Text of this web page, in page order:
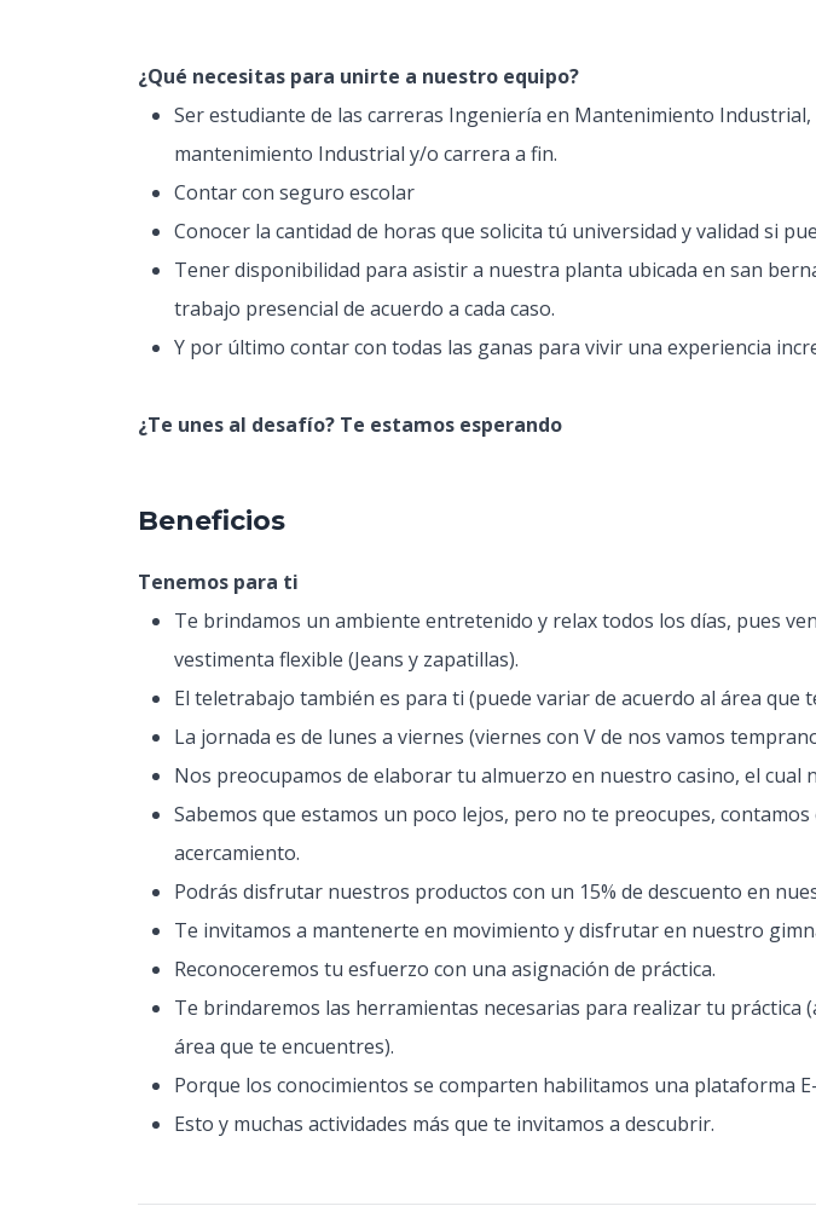
¿Qué necesitas para unirte a nuestro equipo?
Ser estudiante de las carreras Ingeniería en Mantenimiento Industrial,
mantenimiento Industrial y/o carrera a fin.
Contar con seguro escolar
Conocer la cantidad de horas que solicita tú universidad y validad si
Tener disponibilidad para asistir a nuestra planta ubicada en san
trabajo presencial de acuerdo a cada caso.
Y por último contar con todas las ganas para vivir una experiencia
¿Te unes al desafío? Te estamos esperando
Beneficios
Tenemos para ti
Te brindamos un ambiente entretenido y relax todos los días, pues
vestimenta flexible (Jeans y zapatillas).
El teletrabajo también es para ti (puede variar de acuerdo al área que
La jornada es de lunes a viernes (viernes con V de nos vamos
Nos preocupamos de elaborar tu almuerzo en nuestro casino, el cual
Sabemos que estamos un poco lejos, pero no te preocupes, contamos
acercamiento.
Podrás disfrutar nuestros productos con un 15% de descuento en
Te invitamos a mantenerte en movimiento y disfrutar en nuestro
Reconoceremos tu esfuerzo con una asignación de práctica.
Te brindaremos las herramientas necesarias para realizar tu práctica
área que te encuentres).
Porque los conocimientos se comparten habilitamos una plataforma
Esto y muchas actividades más que te invitamos a descubrir.